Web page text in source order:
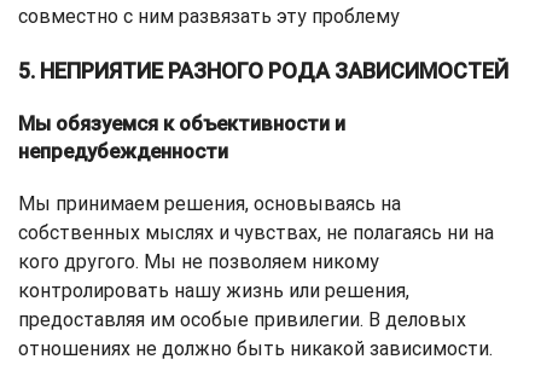
совместно с ним развязать эту проблему
5. НЕПРИЯТИЕ РАЗНОГО РОДА ЗАВИСИМОСТЕЙ
Мы обязуемся к объективности и
непредубежденности
Мы принимаем решения, основываясь на
собственных мыслях и чувствах, не полагаясь ни на
кого другого. Мы не позволяем никому
контролировать нашу жизнь или решения,
предоставляя им особые привилегии. В деловых
отношениях не должно быть никакой зависимости.